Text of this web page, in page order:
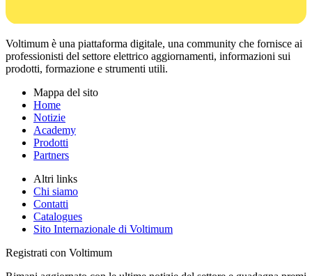
Voltimum è una piattaforma digitale, una community che fornisce ai
professionisti del settore elettrico aggiornamenti, informazioni sui
prodotti, formazione e strumenti utili.
Mappa del sito
Home
Notizie
Academy
Prodotti
Partners
Altri links
Chi siamo
Contatti
Catalogues
Sito Internazionale di Voltimum
Registrati con Voltimum